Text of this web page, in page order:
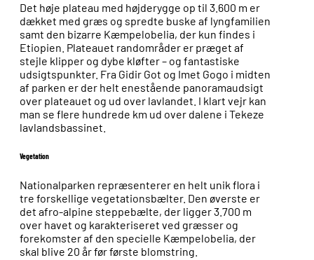
Det høje plateau med højderygge op til 3.600 m er
dækket med græs og spredte buske af lyngfamilien
samt den bizarre Kæmpelobelia, der kun findes i
Etiopien. Plateauet randområder er præget af
stejle klipper og dybe kløfter – og fantastiske
udsigtspunkter. Fra Gidir Got og Imet Gogo i midten
af parken er der helt enestående panoramaudsigt
over plateauet og ud over lavlandet. I klart vejr kan
man se flere hundrede km ud over dalene i Tekeze
lavlandsbassinet.
Vegetation
Nationalparken repræsenterer en helt unik flora i
tre forskellige vegetationsbælter. Den øverste er
det afro-alpine steppebælte, der ligger 3.700 m
over havet og karakteriseret ved græsser og
forekomster af den specielle Kæmpelobelia, der
skal blive 20 år før første blomstring.